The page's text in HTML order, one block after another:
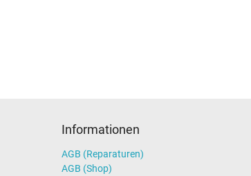
Informationen
AGB (Reparaturen)
AGB (Shop)